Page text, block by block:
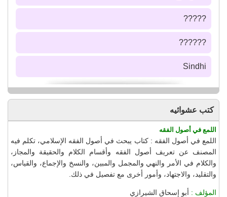
?????
??????
Sindhi
كتب عشوائيه
اللمع في أصول الفقه
اللمع في أصول الفقه : كتاب يبحث في أصول الفقه الإسلامي، تكلم فيه
المصنف عن تعريف أصول الفقه وأقسام الكلام والحقيقة والمجاز،
والكلام في الأمر والنهي والمجمل والمبين، والنسخ والإجماع، والقياس،
والتقليد، والاجتهاد، وأمور أخرى مع تفصيل في ذلك.
المؤلف : أبو إسحاق الشيرازي